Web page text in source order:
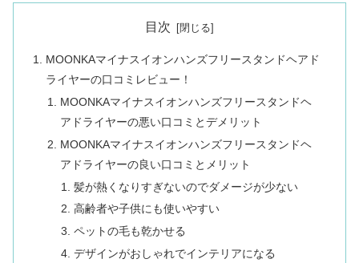
目次
MOONKAマイナスイオンハンズフリースタンドヘアド
ライヤーの口コミレビュー！
MOONKAマイナスイオンハンズフリースタンドヘ
アドライヤーの悪い口コミとデメリット
MOONKAマイナスイオンハンズフリースタンドヘ
アドライヤーの良い口コミとメリット
髪が熱くなりすぎないのでダメージが少ない
高齢者や子供にも使いやすい
ペットの毛も乾かせる
デザインがおしゃれでインテリアになる